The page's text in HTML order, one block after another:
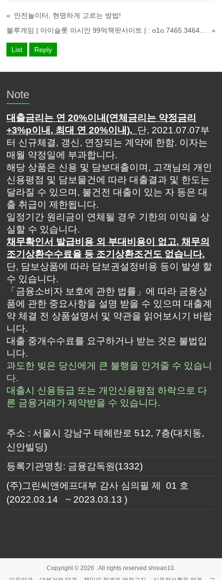
« 안전놀이터, 현명하게 고르는 방법!
»
List Reply
Note
대출금리는 연 20%이내(연체금리는 약정금리
+3%p이내, 최대 연 20%이내). 단, 2021.07.07부
터 신규체결, 갱신, 연장되는 계약에 한함. 이자는
매월 약정일에 부과합니다.
해당 상품은 신용 및 담보대출이며, 고객님의 개인
신용평점 및 담보물건에 따라 대출결과 및 한도는
달라질 수 있으며, 불건전 대출이 있는 자 등은 대
출 취급이 제한됩니다.
일정기간 원리금이 연체될 경우 기한의 이익을 상
실할 수 있습니다.
채무확인서 발급비용 외 부대비용이 없고, 채무의
조기상환수수료율 등 조기상환조건도 없습니다.
단, 담보상품에 따라 담보권설정비용 등이 발생 할
수 있습니다.
「금융소비자 보호에 관한 법률」에 따라 금융상
품에 관한 중요사항을 설명 받을 수 있으며 대출계
약 체결 전 상품설명서 및 약관을 읽어보시기 바랍
니다.
대출 중개수수료를 요구하거나 받는 것은 불법입
니다.
과도한 빚은 당신에게 큰 불행을 안겨줄 수 있습니
다.
대출시 신용등급 또는 개인신용평점 하락으로 다
른 금융거래가 제약받을 수 있습니다.
주소 : 서울시 강남구 테헤란로 512, 7층(대치동,
신안빌딩)
등록기관명칭: 금융감독원(1332)
(주)그린씨앤에프대부 감사 심의필 제 01 호
(2022.03.14 ~ 2023.03.13 )
Copyright © 2026 . All rights reserved shrean10.